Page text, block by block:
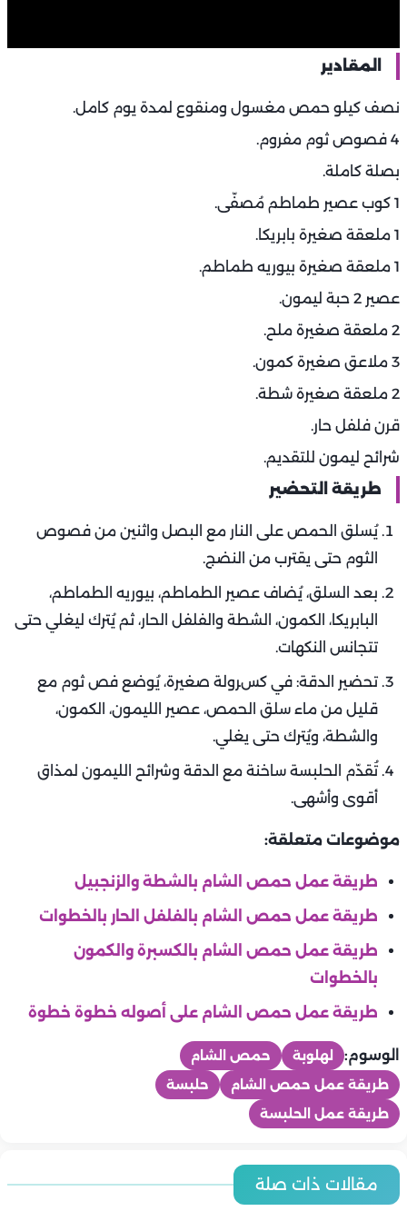
المقادير
نصف كيلو حمص مغسول ومنقوع لمدة يوم كامل.
4 فصوص ثوم مفروم.
بصلة كاملة.
1 كوب عصير طماطم مُصفّى.
1 ملعقة صغيرة بابريكا.
1 ملعقة صغيرة بيوريه طماطم.
عصير 2 حبة ليمون.
2 ملعقة صغيرة ملح.
3 ملاعق صغيرة كمون.
2 ملعقة صغيرة شطة.
قرن فلفل حار.
شرائح ليمون للتقديم.
طريقة التحضير
يُسلق الحمص على النار مع البصل واثنين من فصوص
الثوم حتى يقترب من النضج.
بعد السلق، يُضاف عصير الطماطم، بيوريه الطماطم،
البابريكا، الكمون، الشطة والفلفل الحار، ثم يُترك ليغلي حتى
تتجانس النكهات.
تحضير الدقة: في كسرولة صغيرة، يُوضع فص ثوم مع
قليل من ماء سلق الحمص، عصير الليمون، الكمون،
والشطة، ويُترك حتى يغلي.
تُقدّم الحلبسة ساخنة مع الدقة وشرائح الليمون لمذاق
أقوى وأشهى.
موضوعات متعلقة:
طريقة عمل حمص الشام بالشطة والزنجبيل
طريقة عمل حمص الشام بالفلفل الحار بالخطوات
طريقة عمل حمص الشام بالكسبرة والكمون
بالخطوات
طريقة عمل حمص الشام على أصوله خطوة خطوة
الوسوم: لهلوبة
حمص الشام
طريقة عمل حمص الشام
حلبسة
طريقة عمل الحلبسة
مقالات ذات صلة
أسعار الخضروات والفاكهة اليوم | الخميس 6-8-2026 في مصر.. اخر
تحديث
المطبخ
المطبخ